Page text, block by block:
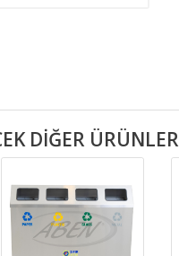
DIĞER ÜRÜNLER